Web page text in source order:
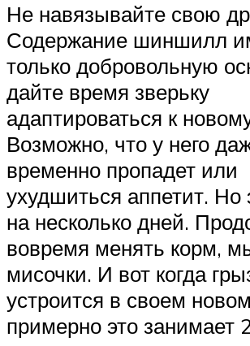
Не навязывайте свою
Содержание шиншилл
только добровольную
дайте время зверьку
адаптироваться к
Возможно, что у него
временно пропадет или
ухудшиться аппетит. Но
на несколько дней.
вовремя менять корм,
мисочки. И вот когда
устроится в своем
примерно это занимает